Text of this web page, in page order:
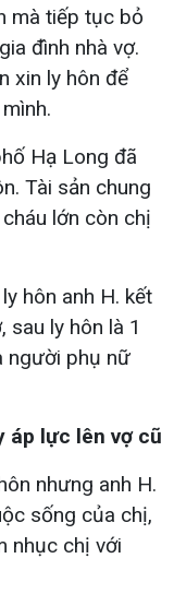
mà tiếp tục bỏ
đình nhà vợ.
xin ly hôn để
Hạ Long đã
Tài sản chung
lớn còn chị
hôn anh H. kết
sau ly hôn là 1
người phụ nữ
áp lực lên vợ cũ
nhưng anh H.
sống của chị,
nhục chị với